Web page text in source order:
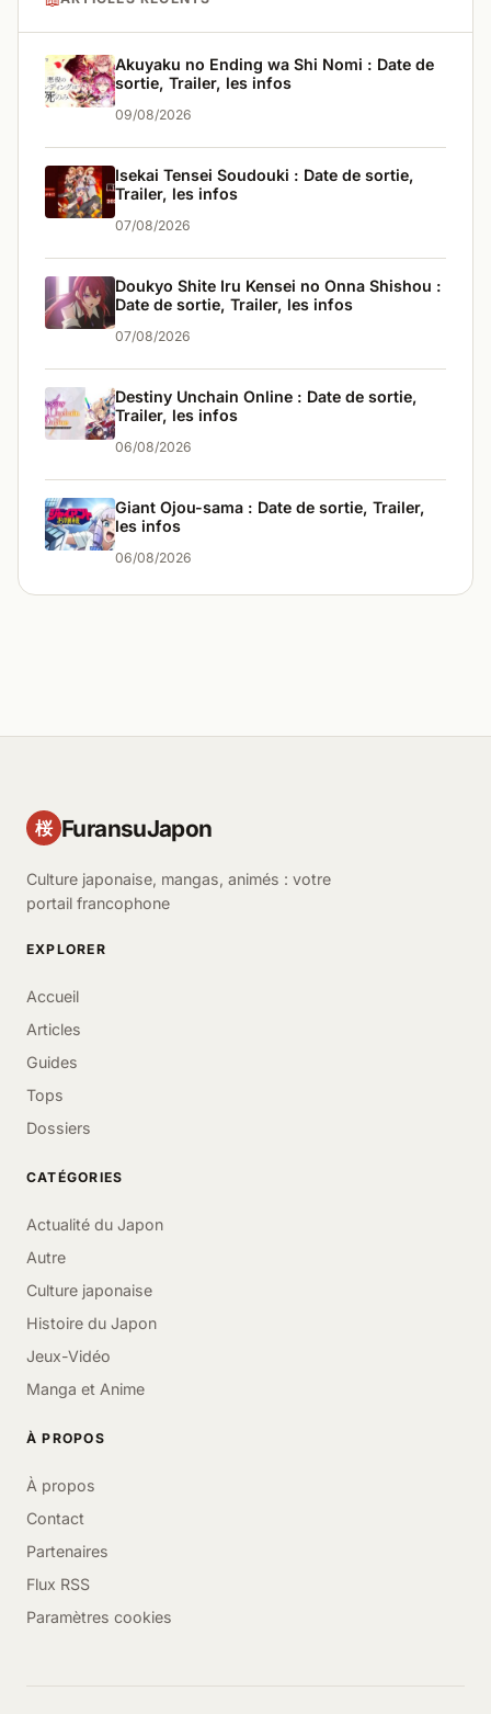
Akuyaku no Ending wa Shi Nomi : Date de
sortie, Trailer, les infos
09/08/2026
Isekai Tensei Soudouki : Date de sortie,
Trailer, les infos
07/08/2026
Doukyo Shite Iru Kensei no Onna Shishou :
Date de sortie, Trailer, les infos
07/08/2026
Destiny Unchain Online : Date de sortie,
Trailer, les infos
06/08/2026
Giant Ojou-sama : Date de sortie, Trailer,
les infos
06/08/2026
桜 FuransuJapon
Culture japonaise, mangas, animés : votre
portail francophone
EXPLORER
Accueil
Articles
Guides
Tops
Dossiers
CATÉGORIES
Actualité du Japon
Autre
Culture japonaise
Histoire du Japon
Jeux-Vidéo
Manga et Anime
À PROPOS
À propos
Contact
Partenaires
Flux RSS
Paramètres cookies